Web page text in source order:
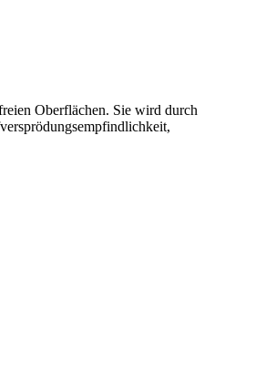
Oberflächen. Sie wird durch